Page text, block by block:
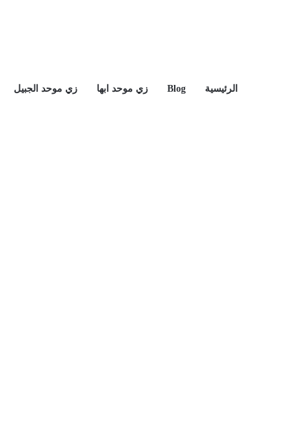
الرئيسية Blog زي موحد ابها زي موحد الجبيل